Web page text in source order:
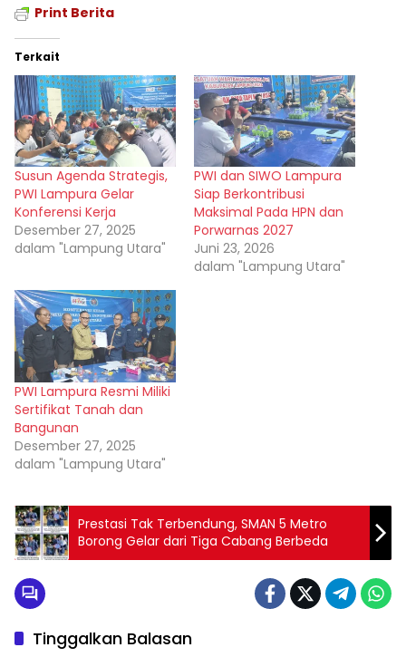
Print Berita
Terkait
Susun Agenda Strategis,
PWI Lampura Gelar
Konferensi Kerja
Desember 27, 2025
dalam "Lampung Utara"
PWI dan SIWO Lampura
Siap Berkontribusi
Maksimal Pada HPN dan
Porwarnas 2027
Juni 23, 2026
dalam "Lampung Utara"
PWI Lampura Resmi Miliki
Sertifikat Tanah dan
Bangunan
Desember 27, 2025
dalam "Lampung Utara"
Prestasi Tak Terbendung, SMAN 5 Metro
Borong Gelar dari Tiga Cabang Berbeda
Tinggalkan Balasan